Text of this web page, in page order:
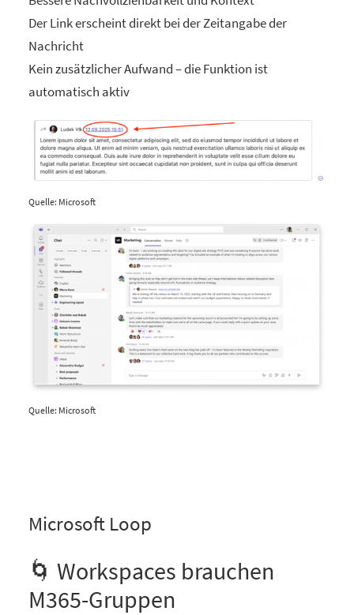
Der Link erscheint direkt bei der Zeitangabe der
Nachricht
Kein zusätzlicher Aufwand – die Funktion ist
automatisch aktiv
Quelle: Microsoft
Quelle: Microsoft
Microsoft Loop
🌀 Workspaces brauchen
M365-Gruppen